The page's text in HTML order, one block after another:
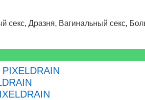
секс, Дразня, Вагинальный секс,
PIXELDRAIN